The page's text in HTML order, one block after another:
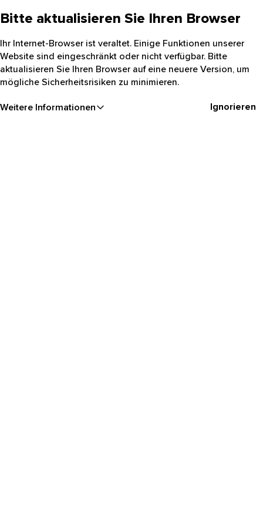
Bitte aktualisieren Sie Ihren Browser
Ihr Internet-Browser ist veraltet. Einige Funktionen unserer
Website sind eingeschränkt oder nicht verfügbar. Bitte
aktualisieren Sie Ihren Browser auf eine neuere Version, um
mögliche Sicherheitsrisiken zu minimieren.
Weitere Informationen Ignorieren